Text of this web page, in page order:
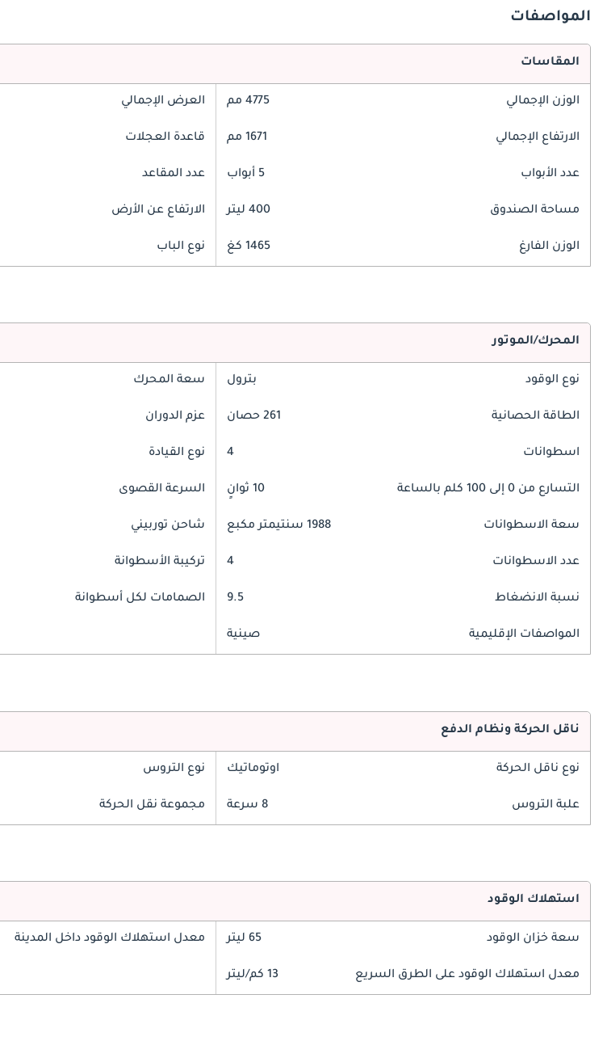
المواصفات
المقاسات
الوزن الإجمالي 4775 مم العرض الإجمالي
الارتفاع الإجمالي 1671 مم قاعدة العجلات
عدد الأبواب 5 أبواب عدد المقاعد
مساحة الصندوق 400 ليتر الارتفاع عن الأرض
الوزن الفارغ 1465 كغ نوع الباب
المحرك/الموتور
نوع الوقود بترول سعة المحرك
الطاقة الحصانية 261 حصان عزم الدوران
اسطوانات 4 نوع القيادة
التسارع من 0 إلى 100 كلم بالساعة 10 ثوانٍ السرعة القصوى
سعة الاسطوانات 1988 سنتيمتر مكبع شاحن توربيني
عدد الاسطوانات 4 تركيبة الأسطوانة
نسبة الانضغاط 9.5 الصمامات لكل أسطوانة
المواصفات الإقليمية صينية
ناقل الحركة ونظام الدفع
نوع ناقل الحركة اوتوماتيك نوع التروس
علبة التروس 8 سرعة مجموعة نقل الحركة
استهلاك الوقود
سعة خزان الوقود 65 ليتر معدل استهلاك الوقود داخل المدينة
معدل استهلاك الوقود على الطرق السريع 13 كم/ليتر